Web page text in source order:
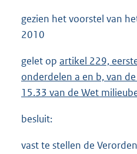
gezien het voorstel van
2010
gelet op artikel 229,
onderdelen a en b, van
15.33 van de Wet
besluit:
vast te stellen de